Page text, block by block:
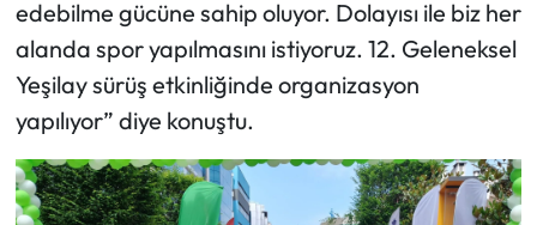
edebilme gücüne sahip oluyor. Dolayısı ile biz her
alanda spor yapılmasını istiyoruz. 12. Geleneksel
Yeşilay sürüş etkinliğinde organizasyon
yapılıyor” diye konuştu.